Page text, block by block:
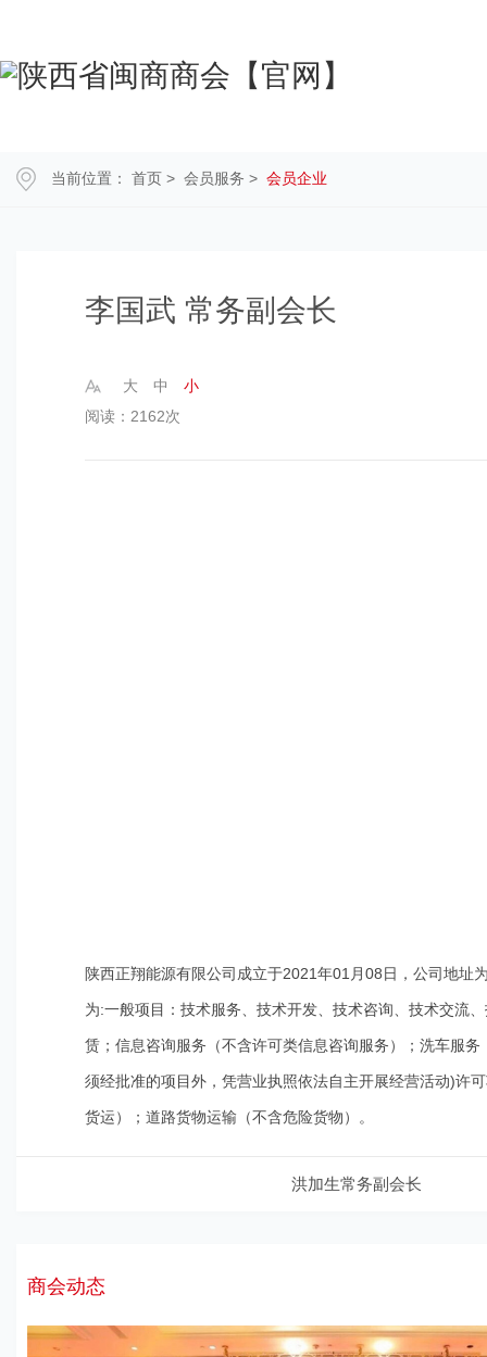
当前位置： 首页 > 会员服务 > 会员企业
李国武 常务副会长
大 中
小
阅读：2162次
陕西正翔能源有限公司成立于2021年01月08日，公司地
为:一般项目：技术服务、技术开发、技术咨询、技术交流
赁；信息咨询服务（不含许可类信息咨询服务）；洗车服
须经批准的项目外，凭营业执照依法自主开展经营活动)许
货运）；道路货物运输（不含危险货物）。
洪加生常务副会长
商会动态